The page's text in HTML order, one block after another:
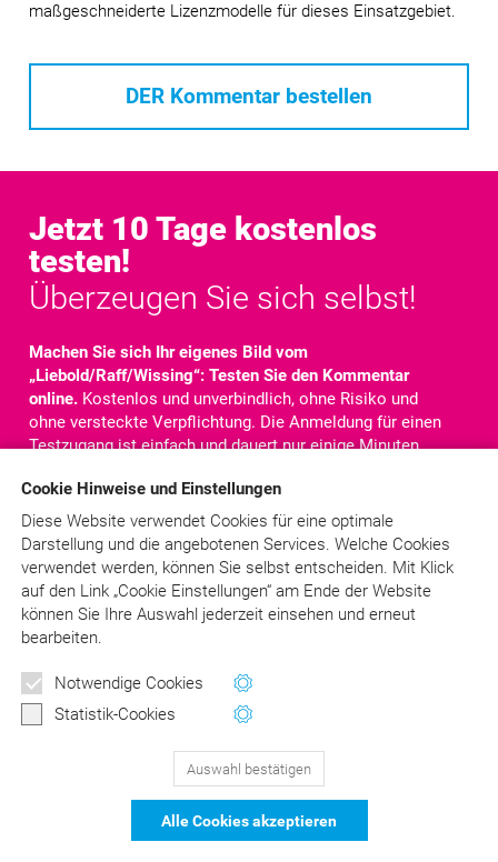
Cookie Hinweise und Einstellungen
Diese Website verwendet Cookies für eine optimale
Darstellung und die angebotenen Services. Welche Cookies
verwendet werden, können Sie selbst entscheiden. Mit Klick
aufden Link „Cookie Einstellungen“ am Ende der Website
können Sie Ihre Auswahl jederzeit einsehen und erneut
bearbeiten.
Notwendige Cookies
Statistik-Cookies
Auswahl bestätigen
Alle Cookies akzeptieren
maßgeschneiderte Lizenzmodelle für dieses Einsatzgebiet.
DER Kommentar bestellen
Jetzt 10 Tage kostenlos
testen!
Überzeugen Sie sich selbst!
Machen Sie sich Ihr eigenes Bild vom
„Liebold/Raff/Wissing“: Testen Sie den Kommentar
online. Kostenlos und unverbindlich, ohne Risiko und
ohne versteckte Verpflichtung. Die Anmeldung für einen
Testzugang ist einfach und dauert nur einige Minuten.
Kommentar für10 Tageonline zur Verfügung. Sie haben
Zugriff auf alle Texte, Kommentare und Rechtsquellen.
Jetzt kostenlos testen!
Schon angemeldet? > LOGIN
Newsletter
Wertvolle Tipps und Hinweise
Jetzt anmelden